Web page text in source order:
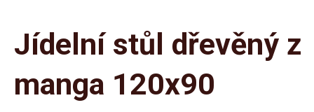
Jídelní stůl dřevěný z
manga 120x90